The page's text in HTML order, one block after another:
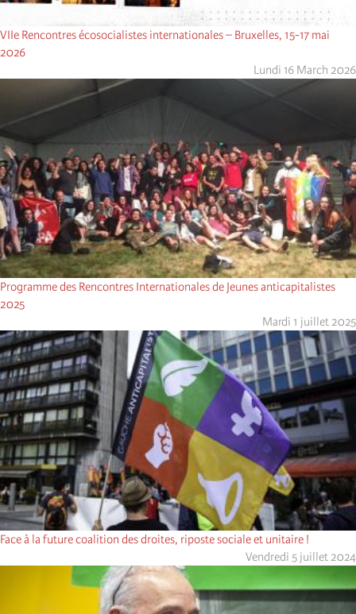
VIIe Rencontres écosocialistes internationales – Bruxelles, 15-17 mai
2026
Lundi 16 March 2026
Programme des Rencontres Internationales de Jeunes anticapitalistes
2025
Mardi 1 juillet 2025
Face à la future coalition des droites, riposte sociale et unitaire !
Vendredi 5 juillet 2024